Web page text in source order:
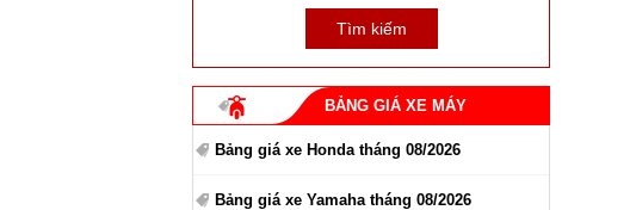
BẢNG GIÁ XE MÁY
Bảng giá xe Honda tháng 08/2026
Bảng giá xe Yamaha tháng 08/2026